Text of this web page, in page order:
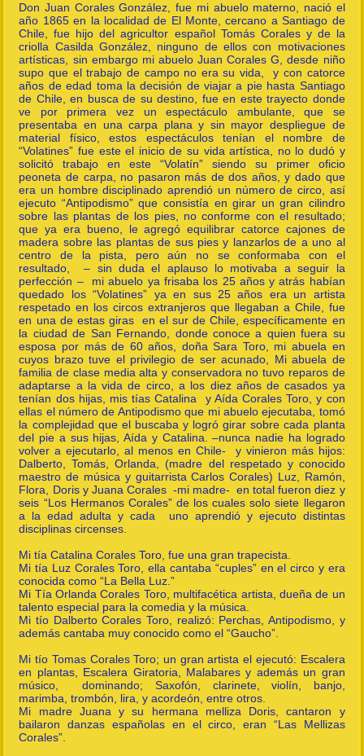
Don Juan Corales González, fue mi abuelo materno, nació el
año 1865 en la localidad de El Monte, cercano a Santiago de
Chile, fue hijo del agricultor español Tomás Corales y de la
criolla Casilda González, ninguno de ellos con motivaciones
artísticas, sin embargo mi abuelo Juan Corales G, desde niño
supo que el trabajo de campo no era su vida, y con catorce
años de edad toma la decisión de viajar a pie hasta Santiago
de Chile, en busca de su destino, fue en este trayecto donde
ve por primera vez un espectáculo ambulante, que se
presentaba en una carpa plana y sin mayor despliegue de
material físico, estos espectáculos tenían el nombre de
“Volatines” fue este el inicio de su vida artística, no lo dudó y
solicitó trabajo en este “Volatín” siendo su primer oficio
peoneta de carpa, no pasaron más de dos años, y dado que
era un hombre disciplinado aprendió un número de circo, así
ejecuto “Antipodismo” que consistía en girar un gran cilindro
sobre las plantas de los pies, no conforme con el resultado;
que ya era bueno, le agregó equilibrar catorce cajones de
madera sobre las plantas de sus pies y lanzarlos de a uno al
centro de la pista, pero aún no se conformaba con el
resultado, – sin duda el aplauso lo motivaba a seguir la
perfección – mi abuelo ya frisaba los 25 años y atrás habían
quedado los “Volatines” ya en sus 25 años era un artista
respetado en los circos extranjeros que llegaban a Chile, fue
en una de estas giras en el sur de Chile, específicamente en
la ciudad de San Fernando, donde conoce a quien fuera su
esposa por más de 60 años, doña Sara Toro, mi abuela en
cuyos brazo tuve el privilegio de ser acunado, Mi abuela de
familia de clase media alta y conservadora no tuvo reparos de
adaptarse a la vida de circo, a los diez años de casados ya
tenían dos hijas, mis tías Catalina y Aída Corales Toro, y con
ellas el número de Antipodismo que mi abuelo ejecutaba, tomó
la complejidad que el buscaba y logró girar sobre cada planta
del pie a sus hijas, Aída y Catalina. –nunca nadie ha logrado
volver a ejecutarlo, al menos en Chile- y vinieron más hijos:
Dalberto, Tomás, Orlanda, (madre del respetado y conocido
maestro de música y guitarrista Carlos Corales) Luz, Ramón,
Flora, Doris y Juana Corales -mi madre- en total fueron diez y
seis “Los Hermanos Corales” de los cuales solo siete llegaron
a la edad adulta y cada uno aprendió y ejecuto distintas
disciplinas circenses.
Mi tía Catalina Corales Toro, fue una gran trapecista.
Mi tía Luz Corales Toro, ella cantaba “cuples” en el circo y era
conocida como “La Bella Luz.”
Mi Tía Orlanda Corales Toro, multifacética artista, dueña de un
talento especial para la comedia y la música.
Mi tío Dalberto Corales Toro, realizó: Perchas, Antipodismo, y
además cantaba muy conocido como el “Gaucho”.
Mi tío Tomas Corales Toro; un gran artista el ejecutó: Escalera
en plantas, Escalera Giratoria, Malabares y además un gran
músico, dominando; Saxofón, clarinete, violín, banjo,
marimba, trombón, lira, y acordeón, entre otros.
Mi madre Juana y su hermana melliza Doris, cantaron y
bailaron danzas españolas en el circo, eran “Las Mellizas
Corales”.